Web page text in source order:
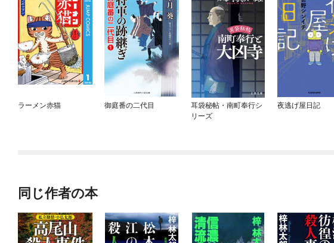
ラーメン赤猫 御庭番の二代目
耳袋秘帖・南町奉行シ
リーズ
夜逃げ屋日記
同じ作者の本